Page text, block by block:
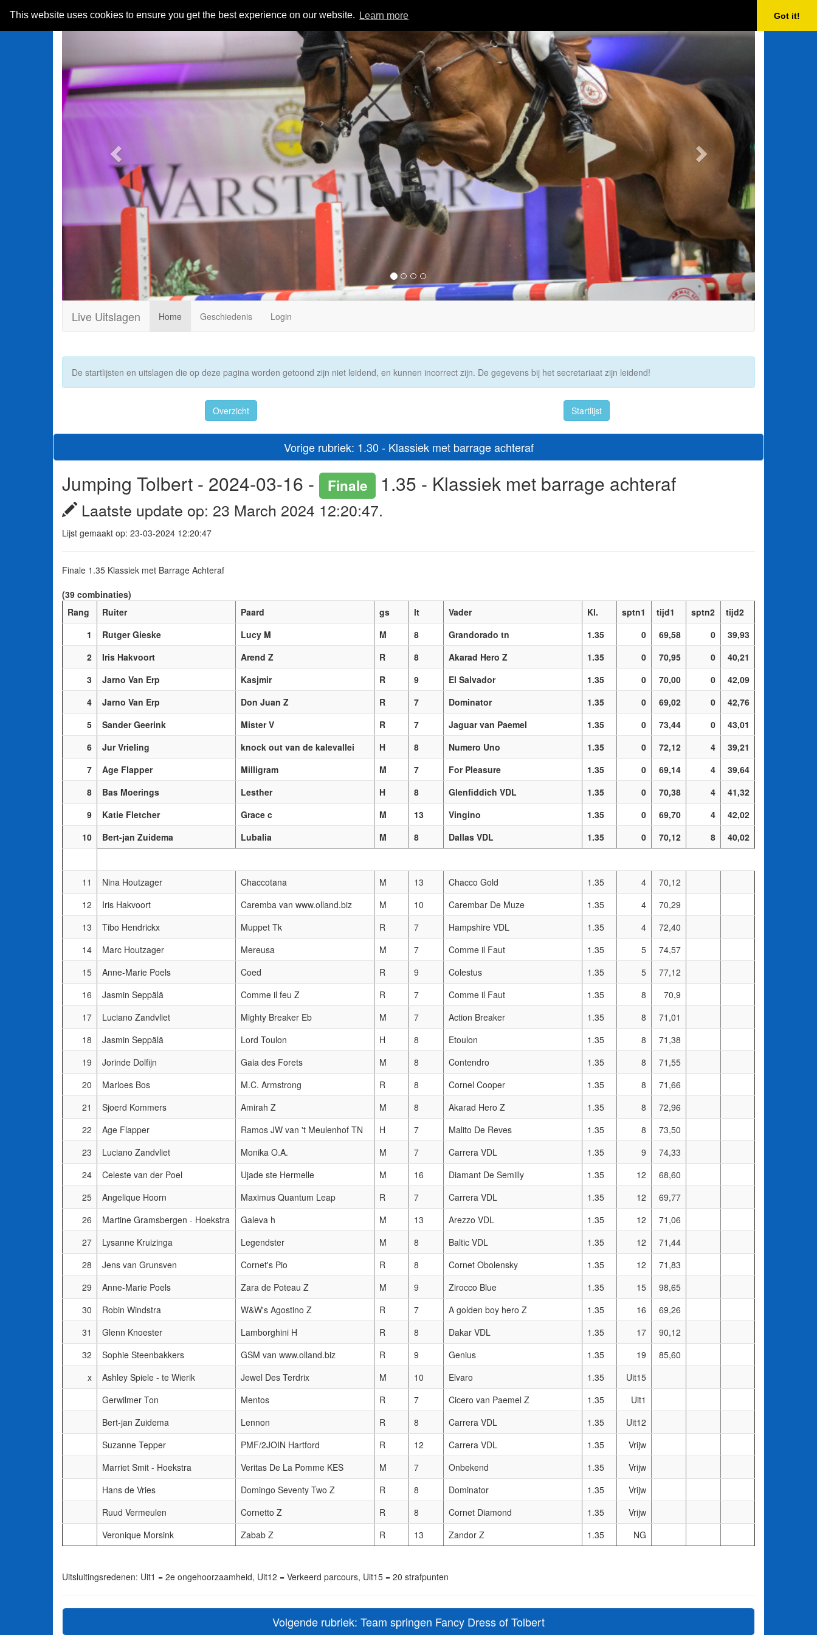
This website uses cookies to ensure you get the best experience on our website. Learn more Got it!
Previous
Live Uitslagen Home Geschiedenis Login
De startlijsten en uitslagen die op deze pagina worden getoond zijn niet leidend, en kunnen incorrect zijn. De gegevens bij het secretariaat zijn leidend!
Overzicht Startlijst
Vorige rubriek: 1.30 - Klassiek met barrage achteraf
Jumping Tolbert - 2024-03-16 - Finale 1.35 - Klassiek met barrage achteraf
Laatste update op: 23 March 2024 12:20:47.
Lijst gemaakt op: 23-03-2024 12:20:47
Finale 1.35 Klassiek met Barrage Achteraf
(39 combinaties)
Rang
Ruiter Paard gs lt Vader Kl. sptn1 tijd1 sptn2
tijd2
1
Rutger Gieske Lucy M M 8 Grandorado tn 1.35 0 69,58 0
39,93
2
Iris Hakvoort Arend Z R 8 Akarad Hero Z 1.35 0 70,95 0
40,21
3
Jarno Van Erp Kasjmir R 9 El Salvador 1.35 0 70,00 0
42,09
4
Jarno Van Erp Don Juan Z R 7 Dominator 1.35 0 69,02 0
42,76
5
Sander Geerink Mister V R 7 Jaguar van Paemel 1.35 0 73,44 0
43,01
6
Jur Vrieling knock out van de kalevallei H 8 Numero Uno 1.35 0 72,12 4
39,21
7
Age Flapper Milligram M 7 For Pleasure 1.35 0 69,14 4
39,64
8
Bas Moerings Lesther H 8 Glenfiddich VDL 1.35 0 70,38 4
41,32
9
Katie Fletcher Grace c M 13 Vingino 1.35 0 69,70 4
42,02
10
Bert-jan Zuidema Lubalia M 8 Dallas VDL 1.35 0 70,12 8 40,02
11 Nina Houtzager Chaccotana M 13 Chacco Gold 1.35 4
70,12
12
Iris Hakvoort Caremba van www.olland.biz M 10 Carembar De Muze 1.35 4
70,29
13
Tibo Hendrickx Muppet Tk R 7 Hampshire VDL 1.35 4
72,40
14
Marc Houtzager Mereusa M 7 Comme il Faut 1.35 5
74,57
15
Anne-Marie Poels Coed R 9 Colestus 1.35 5
77,12
16
Jasmin Seppälä Comme il feu Z R 7 Comme il Faut 1.35 8
70,9
17
Luciano Zandvliet Mighty Breaker Eb M 7 Action Breaker 1.35 8
71,01
18
Jasmin Seppälä Lord Toulon H 8 Etoulon 1.35 8
71,38
19
Jorinde Dolfijn Gaia des Forets M 8 Contendro 1.35 8
71,55
20
Marloes Bos M.C. Armstrong R 8 Cornel Cooper 1.35 8
71,66
21
Sjoerd Kommers Amirah Z M 8 Akarad Hero Z 1.35 8
72,96
22
Age Flapper Ramos JW van 't Meulenhof TN H 7 Malito De Reves 1.35 8
73,50
23
Luciano Zandvliet Monika O.A. M 7 Carrera VDL 1.35 9
74,33
24
Celeste van der Poel Ujade ste Hermelle M 16 Diamant De Semilly 1.35 12
68,60
25
Angelique Hoorn Maximus Quantum Leap R 7 Carrera VDL 1.35 12
69,77
26
Martine Gramsbergen - Hoekstra Galeva h M 13 Arezzo VDL 1.35 12
71,06
27
Lysanne Kruizinga Legendster M 8 Baltic VDL 1.35 12
71,44
28
Jens van Grunsven Cornet's Pio R 8 Cornet Obolensky 1.35 12
71,83
29
Anne-Marie Poels Zara de Poteau Z M 9 Zirocco Blue 1.35 15
98,65
30
Robin Windstra W&W's Agostino Z R 7 A golden boy hero Z 1.35 16
69,26
31
Glenn Knoester Lamborghini H R 8 Dakar VDL 1.35 17
90,12
32
Sophie Steenbakkers GSM van www.olland.biz R 9 Genius 1.35 19
85,60
x
Ashley Spiele - te Wierik Jewel Des Terdrix M 10 Elvaro 1.35
Uit15
Gerwilmer Ton
Mentos R 7 Cicero van Paemel Z 1.35
Uit1
Bert-jan Zuidema
Lennon R 8 Carrera VDL 1.35
Uit12
Suzanne Tepper
PMF/2JOIN Hartford R 12 Carrera VDL 1.35
Vrijw
Marriet Smit - Hoekstra
Veritas De La Pomme KES M 7 Onbekend 1.35
Vrijw
Hans de Vries
Domingo Seventy Two Z R 8 Dominator 1.35
Vrijw
Ruud Vermeulen
Cornetto Z R 8 Cornet Diamond 1.35
Vrijw
Veronique Morsink
Zabab Z R 13 Zandor Z 1.35 NG
Uitsluitingsredenen: Uit1 = 2e ongehoorzaamheid, Uit12 = Verkeerd parcours, Uit15 = 20 strafpunten
Volgende rubriek: Team springen Fancy Dress of Tolbert